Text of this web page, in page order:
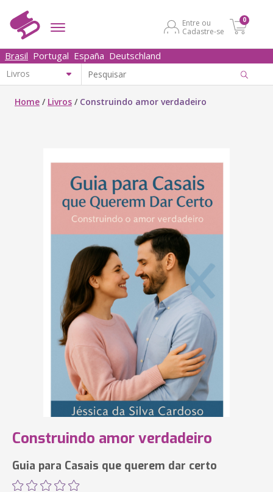
Entre ou
Cadastre-se
0
Brasil Portugal España Deutschland
Home / Livros / Construindo amor verdadeiro
Construindo amor verdadeiro
Guia para Casais que querem dar certo